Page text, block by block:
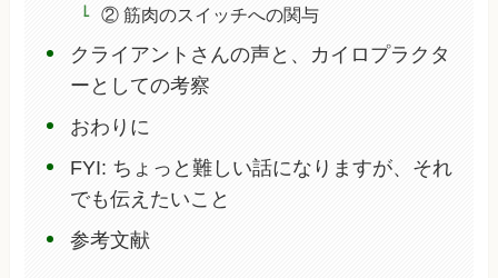
② 筋肉のスイッチへの関与
クライアントさんの声と、カイロプラクタ
ーとしての考察
おわりに
FYI: ちょっと難しい話になりますが、それ
でも伝えたいこと
参考文献